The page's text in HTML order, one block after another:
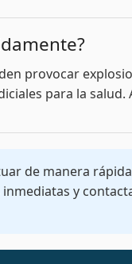
provocar
para la
de manera
y